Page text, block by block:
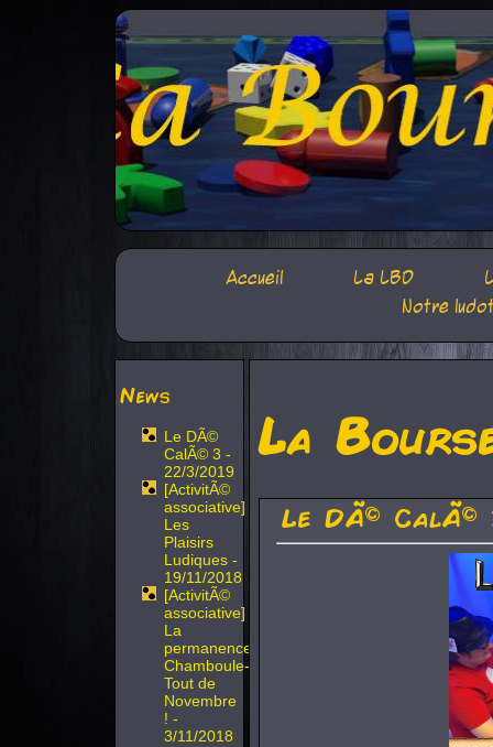
Accueil La LBD
Notre
News
Le DÃ©
CalÃ© 3 -
22/3/2019
[ActivitÃ©
associative]
Les
Plaisirs
Ludiques -
19/11/2018
[ActivitÃ©
associative]
La
permanence
Chamboule-
Tout de
Novembre
! -
3/11/2018
La
Le DÃ© CalÃ©